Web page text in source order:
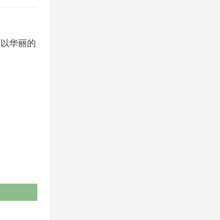
华丽的